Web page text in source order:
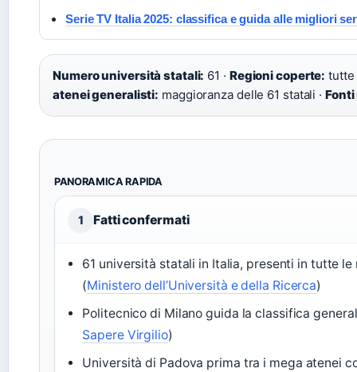
Serie TV Italia 2025: classifica e guida alle migliori
Numero università statali: 61 · Regioni coperte: tutte
atenei generalisti: maggioranza delle 61 statali ·
PANORAMICA RAPIDA
1 Fatti confermati
61 università statali in Italia, presenti in tutte le
(Ministero dell’Università e della Ricerca)
Politecnico di Milano guida la classifica
Sapere Virgilio)
Università di Padova prima tra i mega atenei